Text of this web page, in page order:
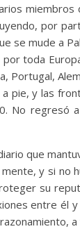
miembros
por
se mude a
toda
Portugal,
pie, y las
No regresó
que
y si no
su
entre él